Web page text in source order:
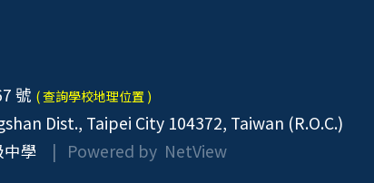
號 ( 查詢學校地理位置 )
Dist., Taipei City 104372, Taiwan (R.O.C.)
學 | Powered by NetView